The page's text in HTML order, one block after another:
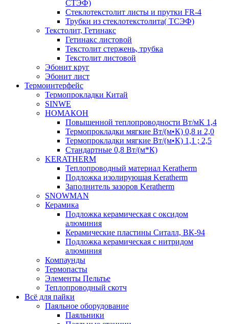
СТЭФ)
Стеклотекстолит листы и прутки FR-4
Трубки из стеклотекстолита( ТСЭФ)
Текстолит, Гетинакс
Гетинакс листовой
Текстолит стержень, трубка
Текстолит листовой
Эбонит круг
Эбонит лист
Термоинтерфейс
Термопрокладки Китай
SINWE
НОМАКОН
Повышенной теплопроводности Вт/мК 1,4
Термопрокладки мягкие Вт/(м•К) 0,8 и 2,0
Термопрокладки мягкие Вт/(м•К) 1,1 ; 2,5
Стандартные 0,8 Вт/(м*К)
KERATHERM
Теплопроводный материал Keratherm
Подложка изолирующая Keratherm
Заполнитель зазоров Keratherm
SNOWMAN
Керамика
Подложка керамическая с оксидом
алюминия
Керамические пластины Ситалл, ВК-94
Подложка керамическая с нитридом
алюминия
Компаунды
Термопасты
Элементы Пельтье
Теплопроводный скотч
Всё для пайки
Паяльное оборудование
Паяльники